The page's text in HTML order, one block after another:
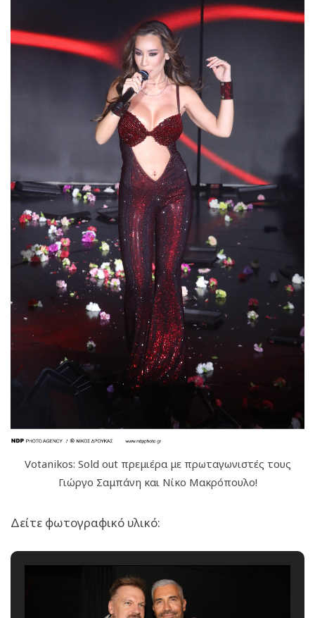
Votanikos: Sold out πρεμιέρα με πρωταγωνιστές τους
Γιώργο Σαμπάνη και Νίκο Μακρόπουλο!
Δείτε φωτογραφικό υλικό: